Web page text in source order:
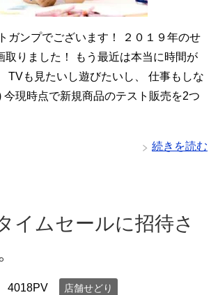
ガンプでございます！ ２０１９年のせ
取りました！ もう最近は本当に時間が
TVも見たいし遊びたいし、 仕事もしな
今現時点で新規商品のテスト販売を2つ
続きを読む
イムセールに招待さ
4018PV 店舗せどり